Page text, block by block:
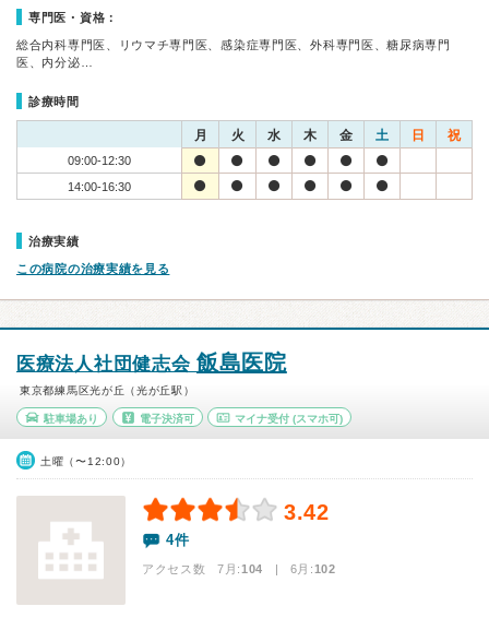
専門医・資格：
総合内科専門医、リウマチ専門医、感染症専門医、外科専門医、糖尿病専門
医、内分泌…
診療時間
月 火 水 木 金 土 日 祝
09:00-12:30
14:00-16:30
治療実績
この病院の治療実績を見る
医療法人社団健志会 飯島医院
東京都練馬区光が丘（光が丘駅）
駐車場あり 電子決済可 マイナ受付 (スマホ可)
土曜（〜12:00）
3.42
4件
アクセス数 7月:104 | 6月:102